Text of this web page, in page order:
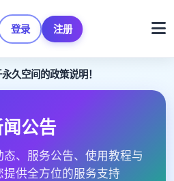
登录 注册
久空间的政策说明！
公告
、服务公告、使用教程与
供全方位的服务支持